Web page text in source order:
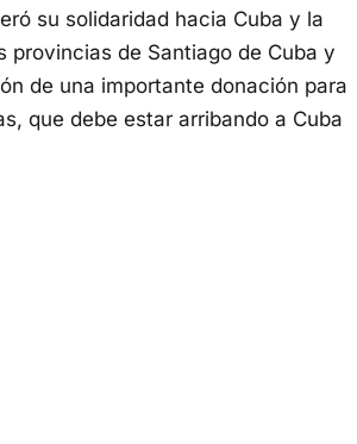
su solidaridad hacia Cuba y la
de Santiago de Cuba y
de una importante donación para
que debe estar arribando a Cuba